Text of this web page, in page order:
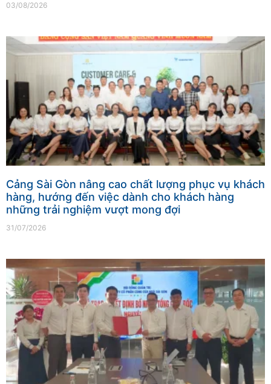
03/08/2026
Cảng Sài Gòn nâng cao chất lượng phục vụ khách
hàng, hướng đến việc dành cho khách hàng
những trải nghiệm vượt mong đợi
31/07/2026